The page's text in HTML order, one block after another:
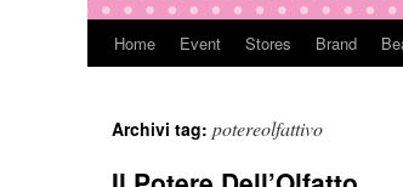
Vai
contenuto
Home Event Stores Brand
Archivi tag: potereolfattivo